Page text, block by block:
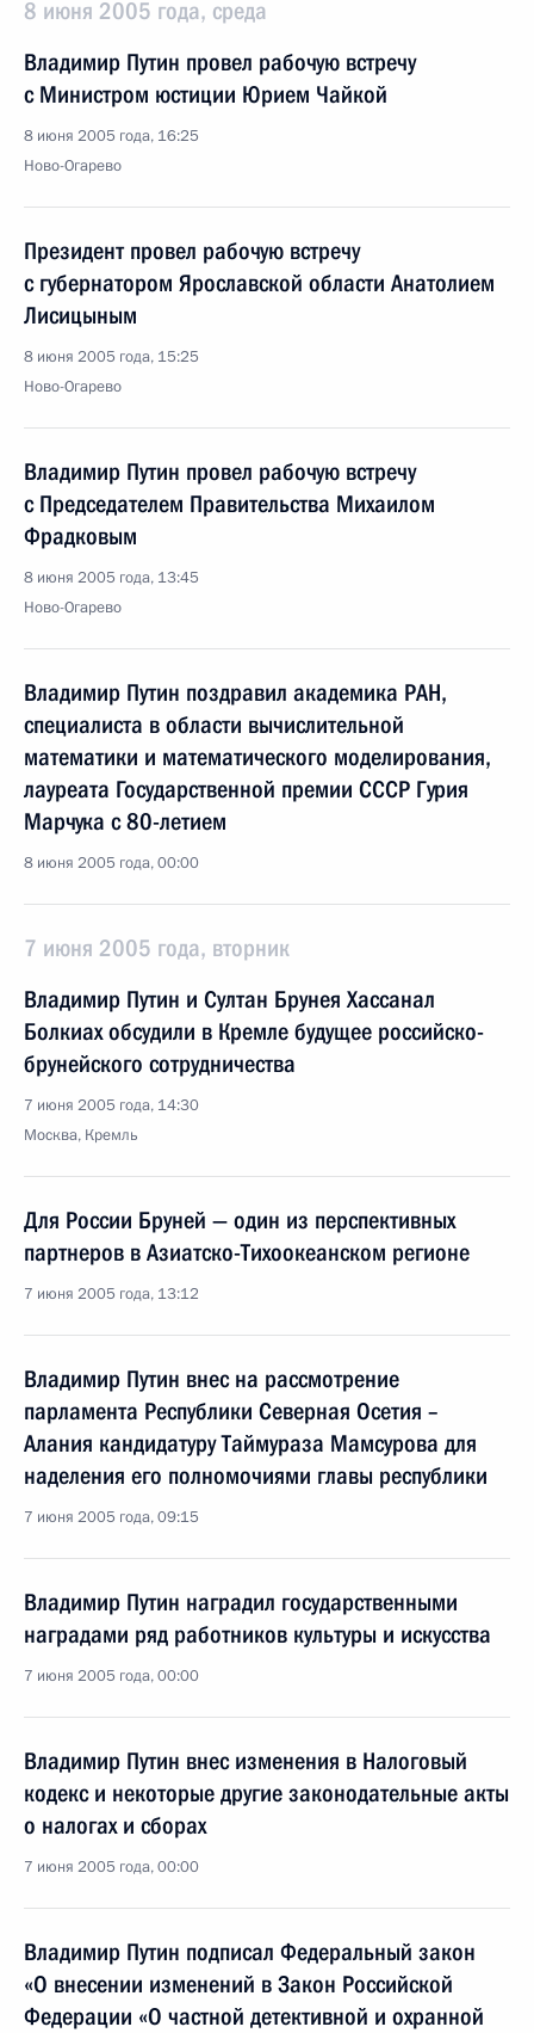
8 июня 2005 года, среда
Владимир Путин провел рабочую встречу
с Министром юстиции Юрием Чайкой
8 июня 2005 года, 16:25
Ново-Огарево
Президент провел рабочую встречу
с губернатором Ярославской области Анатолием
Лисицыным
8 июня 2005 года, 15:25
Ново-Огарево
Владимир Путин провел рабочую встречу
с Председателем Правительства Михаилом
Фрадковым
8 июня 2005 года, 13:45
Ново-Огарево
Владимир Путин поздравил академика РАН,
специалиста в области вычислительной
математики и математического моделирования,
лауреата Государственной премии СССР Гурия
Марчука с 80-летием
8 июня 2005 года, 00:00
7 июня 2005 года, вторник
Владимир Путин и Султан Брунея Хассанал
Болкиах обсудили в Кремле будущее российско-
брунейского сотрудничества
7 июня 2005 года, 14:30
Москва, Кремль
Для России Бруней — один из перспективных
партнеров в Азиатско-Тихоокеанском регионе
7 июня 2005 года, 13:12
Владимир Путин внес на рассмотрение
парламента Республики Северная Осетия –
Алания кандидатуру Таймураза Мамсурова для
наделения его полномочиями главы республики
7 июня 2005 года, 09:15
Владимир Путин наградил государственными
наградами ряд работников культуры и искусства
7 июня 2005 года, 00:00
Владимир Путин внес изменения в Налоговый
кодекс и некоторые другие законодательные акты
о налогах и сборах
7 июня 2005 года, 00:00
Владимир Путин подписал Федеральный закон
«О внесении изменений в Закон Российской
Федерации «О частной детективной и охранной